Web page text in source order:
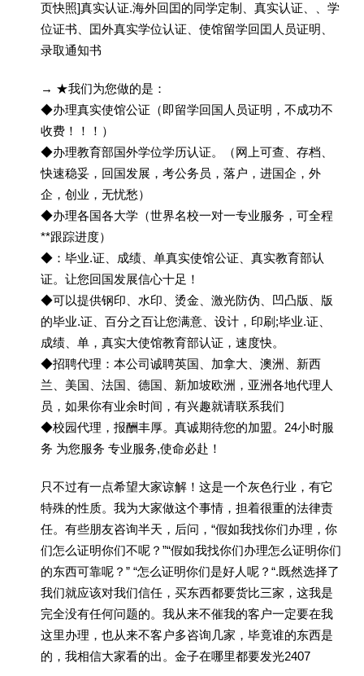
页快照]真实认证.海外回囯的同学定制、真实认证、、学
位证书、囯外真实学位认证、使馆留学回囯人员证明、
录取通知书
→ ★我们为您做的是：
◆办理真实使馆公证（即留学回国人员证明，不成功不
收费！！！）
◆办理教育部国外学位学历认证。（网上可查、存档、
快速稳妥，回国发展，考公务员，落户，进国企，外
企，创业，无忧愁）
◆办理各国各大学（世界名校一对一专业服务，可全程
**跟踪进度）
◆：毕业.证、成绩、单真实使馆公证、真实教育部认
证。让您回国发展信心十足！
◆可以提供钢印、水印、烫金、激光防伪、凹凸版、版
的毕业.证、百分之百让您满意、设计，印刷;毕业.证、
成绩、单，真实大使馆教育部认证，速度快。
◆招聘代理：本公司诚聘英国、加拿大、澳洲、新西
兰、美国、法国、德国、新加坡欧洲，亚洲各地代理人
员，如果你有业余时间，有兴趣就请联系我们
◆校园代理，报酬丰厚。真诚期待您的加盟。24小时服
务 为您服务 专业服务,使命必赴！
只不过有一点希望大家谅解！这是一个灰色行业，有它
特殊的性质。我为大家做这个事情，担着很重的法律责
任。有些朋友咨询半天，后问，“假如我找你们办理，你
们怎么证明你们不呢？”“假如我找你们办理怎么证明你们
的东西可靠呢？” “怎么证明你们是好人呢？“.既然选择了
我们就应该对我们信任，买东西都要货比三家，这我是
完全没有任何问题的。我从来不催我的客户一定要在我
这里办理，也从来不客户多咨询几家，毕竟谁的东西是
的，我相信大家看的出。金子在哪里都要发光2407